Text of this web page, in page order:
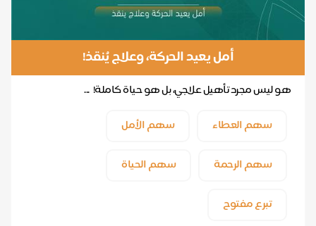
أمل يعيد الحركة، وعلاج يُنقذ!
هو ليس مجرد تأهيل علاجي، بل هو حياة كاملة! ...
سهم العطاء
سهم الأمل
سهم الرحمة سهم الحياة
تبرع مفتوح